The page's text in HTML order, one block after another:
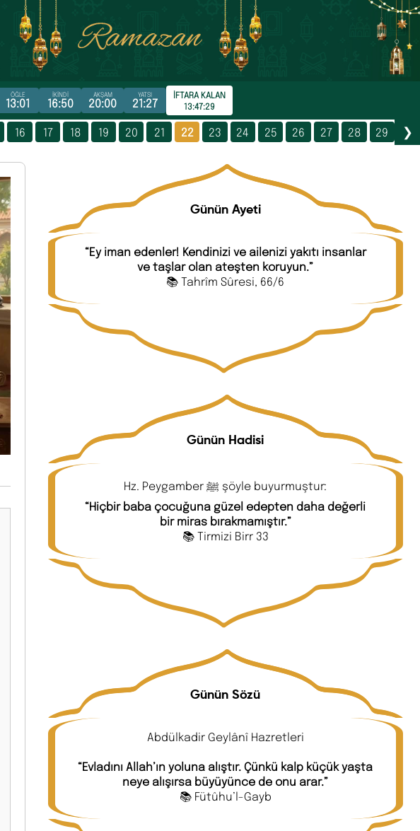
ÖĞLE
13:01
İKİNDİ
16:50
AKŞAM
20:00
YATSI
21:27
İFTARA KALAN
13:47:27
16 17 18 19 20 21 22 23 24 25 26 27 28 29 ❯
Günün Ayeti
“Ey iman edenler! Kendinizi ve ailenizi yakıtı insanlar
ve taşlar olan ateşten koruyun.”
📚 Tahrîm Sûresi, 66/6
Günün Hadisi
Hz. Peygamber ﷺ şöyle buyurmuştur:
“Hiçbir baba çocuğuna güzel edepten daha değerli
bir miras bırakmamıştır.”
📚 Tirmizi Birr 33
Günün Sözü
Abdülkadir Geylânî Hazretleri
“Evladını Allah’ın yoluna alıştır. Çünkü kalp küçük yaşta
neye alışırsa büyüyünce de onu arar.”
📚 Fütûhu’l-Gayb